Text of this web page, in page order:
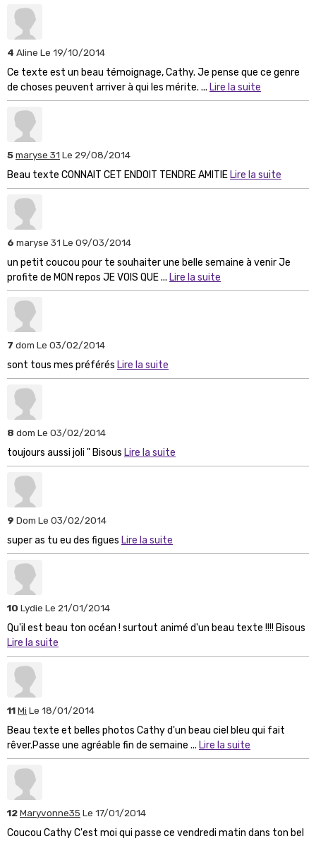
4 Aline Le 19/10/2014
Ce texte est un beau témoignage, Cathy. Je pense que ce genre
de choses peuvent arriver à qui les mérite. ... Lire la suite
5maryse 31 Le 29/08/2014
Beau texte CONNAIT CET ENDOIT TENDRE AMITIE Lire la suite
6 maryse 31 Le 09/03/2014
un petit coucou pour te souhaiter une belle semaine à venir Je
profite de MON repos JE VOIS QUE ... Lire la suite
7 dom Le 03/02/2014
sont tous mes préférés Lire la suite
8 dom Le 03/02/2014
toujours aussi joli " Bisous Lire la suite
9 Dom Le 03/02/2014
super as tu eu des figues Lire la suite
10 Lydie Le 21/01/2014
Qu'il est beau ton océan ! surtout animé d'un beau texte !!!! Bisous
Lire la suite
11Mi Le 18/01/2014
Beau texte et belles photos Cathy d'un beau ciel bleu qui fait
rêver.Passe une agréable fin de semaine ... Lire la suite
12Maryvonne35 Le 17/01/2014
Coucou Cathy C'est moi qui passe ce vendredi matin dans ton bel